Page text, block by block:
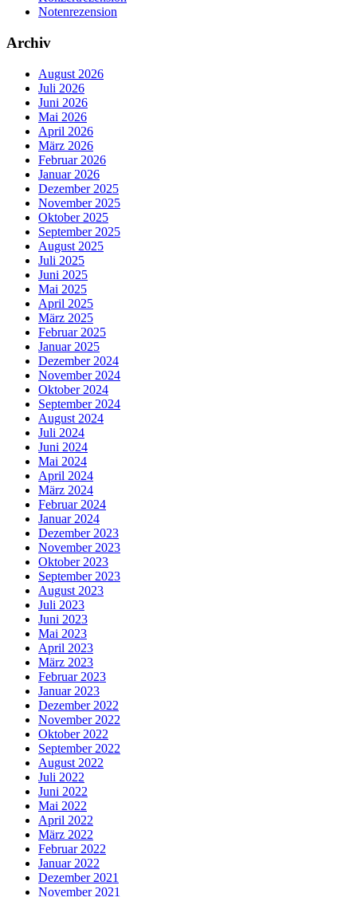
Notenrezension
Archiv
August 2026
Juli 2026
Juni 2026
Mai 2026
April 2026
März 2026
Februar 2026
Januar 2026
Dezember 2025
November 2025
Oktober 2025
September 2025
August 2025
Juli 2025
Juni 2025
Mai 2025
April 2025
März 2025
Februar 2025
Januar 2025
Dezember 2024
November 2024
Oktober 2024
September 2024
August 2024
Juli 2024
Juni 2024
Mai 2024
April 2024
März 2024
Februar 2024
Januar 2024
Dezember 2023
November 2023
Oktober 2023
September 2023
August 2023
Juli 2023
Juni 2023
Mai 2023
April 2023
März 2023
Februar 2023
Januar 2023
Dezember 2022
November 2022
Oktober 2022
September 2022
August 2022
Juli 2022
Juni 2022
Mai 2022
April 2022
März 2022
Februar 2022
Januar 2022
Dezember 2021
November 2021